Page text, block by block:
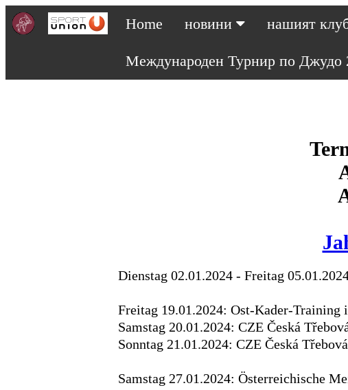
Home новини нашият
Международен Турнир по Джудо
Dienstag 02.01.2024 - Freitag
Freitag 19.01.2024: Ost-Kader-
Samstag 20.01.2024: CZE Česká
Sonntag 21.01.2024: CZE Česká
Samstag 27.01.2024: Österreichische